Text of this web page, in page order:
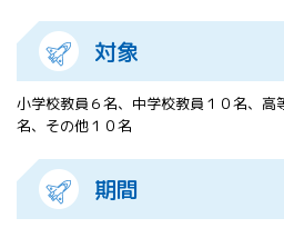
ISEB
対象
小学校教員６名、中学校教員１０名、高
名、その他１０名
期間